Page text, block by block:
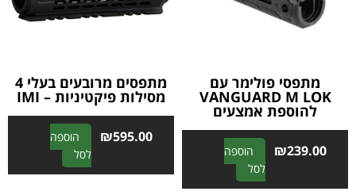
i
מתפסי פולימר עם
VANGUARD M LOK
להוספת אמצעים
₪239.00
הוספה
לסל
A
l
מתפסים מרובעים בעלי 4
מסילות פיקטיניות – IMI
₪595.00
הוספה
לסל
A
l